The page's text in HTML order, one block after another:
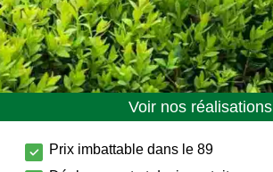
Voir nos réalisations
Prix imbattable dans le 89